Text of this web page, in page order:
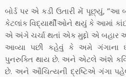
બોર્ડ પર એ કડી ઉતારી મેં પૂછ્યું, “આ
કેટલાંક વિદ્યાર્થીઓને થયું કે આમાં
એ અંગે ચર્ચા થતાં એક મુદ્દો એ બહાર
આવ્યા પછી કહેવું કે અમે ગંગાના
પુનરુક્તિ થાય છે. અને એટલે અંશે
છે. અને ઔચિત્યની દ્રષ્ટિએ ગંગા